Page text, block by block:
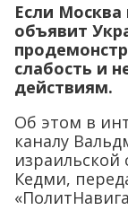
Если Москва
объявит
слабость и
действиям.
Об этом в
каналу
израильской
Кедми,